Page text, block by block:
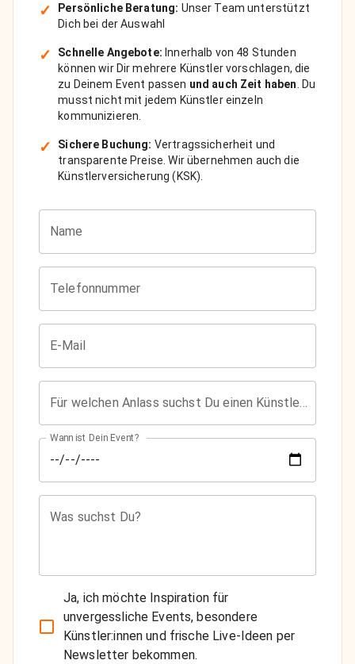
✓ Persönliche Beratung: Unser Team unterstützt
Dich bei der Auswahl
✓ Schnelle Angebote: Innerhalb von 48 Stunden
können wir Dir mehrere Künstler vorschlagen, die
zu Deinem Event passen und auch Zeit haben . Du
musst nicht mit jedem Künstler einzeln
kommunizieren.
✓ Sichere Buchung: Vertragssicherheit und
transparente Preise. Wir übernehmen auch die
Künstlerversicherung (KSK).
Name
Telefonnummer
E-Mail
Wann ist Dein Event?
Was suchst Du?
Ja, ich möchte Inspiration für
unvergessliche Events, besondere
Künstler:innen und frische Live-Ideen per
Newsletter bekommen.